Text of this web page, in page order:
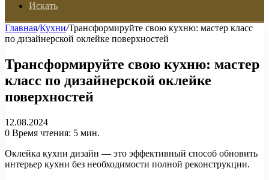
Искать
Главная/Кухни/Трансформируйте свою кухню: мастер класс
по дизайнерской оклейке поверхностей
Трансформируйте свою кухню: мастер
класс по дизайнерской оклейке
поверхностей
12.08.2024
0 Время чтения: 5 мин.
Оклейка кухни дизайн — это эффективный способ обновить
интерьер кухни без необходимости полной реконструкции.